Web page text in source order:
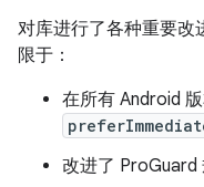
对库进行了各种重要改
限于：
在所有 Android
改进了 ProGuard